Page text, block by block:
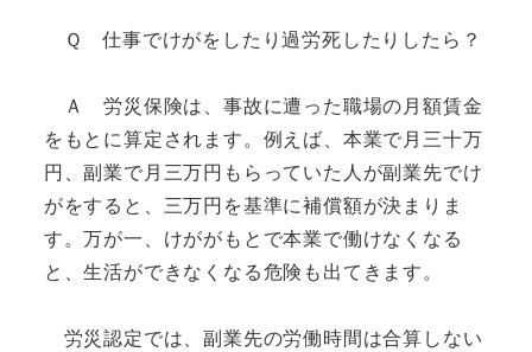
Ｑ 仕事でけがをしたり過労死したりしたら？
Ａ 労災保険は、事故に遭った職場の月額賃金
をもとに算定されます。例えば、本業で月三十万
円、副業で月三万円もらっていた人が副業先でけ
がをすると、三万円を基準に補償額が決まりま
す。万が一、けががもとで本業で働けなくなる
と、生活ができなくなる危険も出てきます。
労災認定では、副業先の労働時間は合算しない